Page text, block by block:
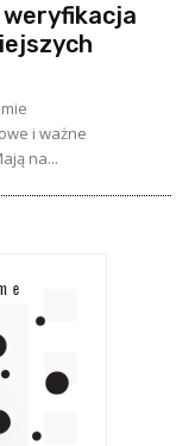
i ważne
na...